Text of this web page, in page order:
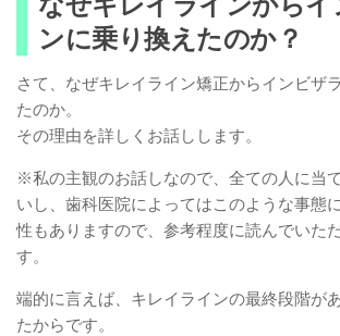
ンに乗り換えたのか？
さて、なぜキレイライン矯正からインビザ
たのか。
その理由を詳しくお話しします。
※私の主観のお話しなので、全ての人に当
いし、歯科医院によってはこのような事態
性もありますので、参考程度に読んでいた
す。
端的に言えば、キレイラインの最終段階が
たからです。